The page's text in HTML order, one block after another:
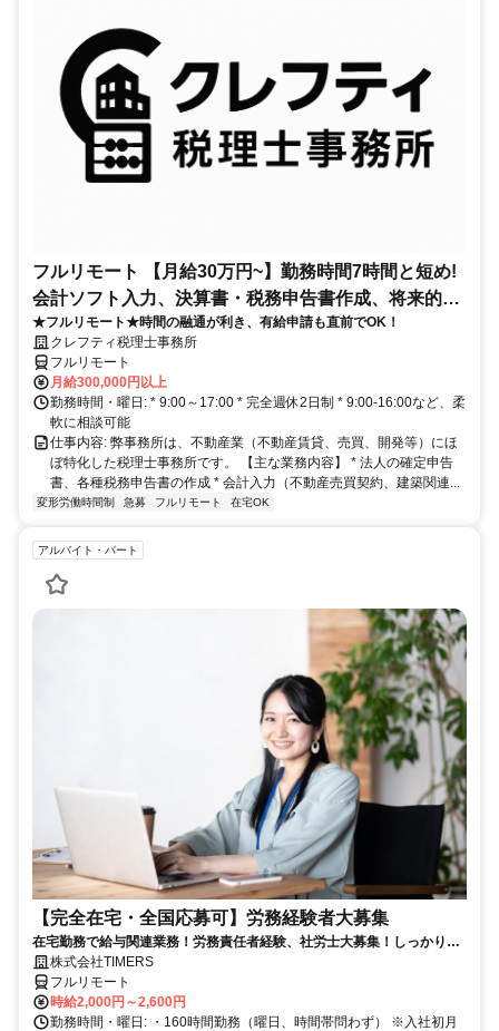
フルリモート 【月給30万円~】勤務時間7時間と短め!
会計ソフト入力、決算書・税務申告書作成、将来的に
決算説明も
★フルリモート★時間の融通が利き、有給申請も直前でOK！
クレフティ税理士事務所
フルリモート
月給300,000円以上
勤務時間・曜日: * 9:00～17:00 * 完全週休2日制 * 9:00-16:00など、柔
軟に相談可能
仕事内容: 弊事務所は、不動産業（不動産賃貸、売買、開発等）にほ
ぼ特化した税理士事務所です。 【主な業務内容】 * 法人の確定申告
書、各種税務申告書の作成 * 会計入力（不動産売買契約、建築関連...
変形労働時間制 急募 フルリモート 在宅OK
アルバイト・パート
【完全在宅・全国応募可】労務経験者大募集
在宅勤務で給与関連業務！労務責任者経験、社労士大募集！しっかり稼
ぎたい方、注目！
株式会社TIMERS
フルリモート
時給2,000円～2,600円
勤務時間・曜日: ・160時間勤務（曜日、時間帯問わず） ※入社初月